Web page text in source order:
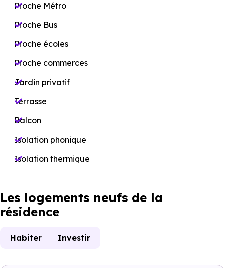
Proche Métro
Proche Bus
Proche écoles
Proche commerces
Jardin privatif
Terrasse
Balcon
Isolation phonique
Isolation thermique
Les logements neufs de la
résidence
Habiter Investir